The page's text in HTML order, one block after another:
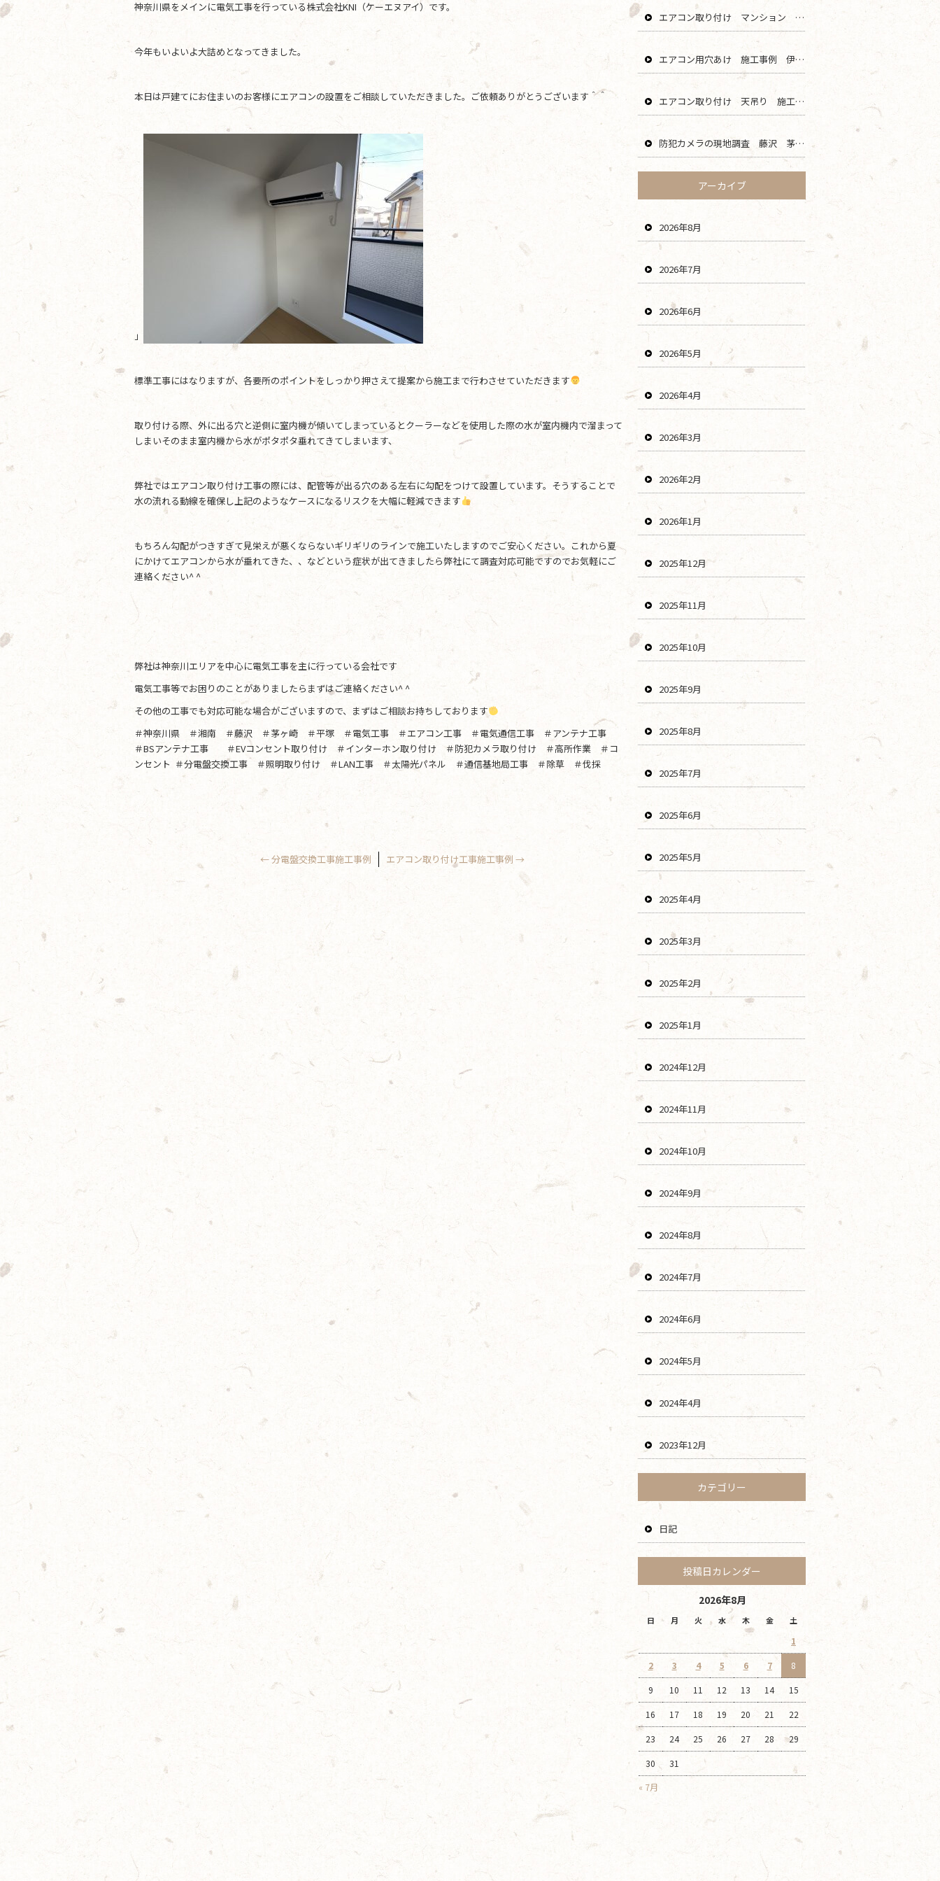
b
o
o
k
神奈川県をメインに電気工事を行っている株式会社KNI（ケーエヌアイ）です。
今年もいよいよ大詰めとなってきました。
本日は戸建てにお住まいのお客様にエアコンの設置をご相談していただきました。ご依頼ありがとうございます＾＾
」
標準工事にはなりますが、各要所のポイントをしっかり押さえて提案から施工まで行わさせていただきます
取り付ける際、外に出る穴と逆側に室内機が傾いてしまっているとクーラーなどを使用した際の水が室内機内で溜まって
しまいそのまま室内機から水がポタポタ垂れてきてしまいます、
弊社ではエアコン取り付け工事の際には、配管等が出る穴のある左右に勾配をつけて設置しています。そうすることで
水の流れる動線を確保し上記のようなケースになるリスクを大幅に軽減できます
もちろん勾配がつきすぎて見栄えが悪くならないギリギリのラインで施工いたしますのでご安心ください。これから夏
にかけてエアコンから水が垂れてきた、、などという症状が出てきましたら弊社にて調査対応可能ですのでお気軽にご
連絡ください^ ^
弊社は神奈川エリアを中心に電気工事を主に行っている会社です
電気工事等でお困りのことがありましたらまずはご連絡ください^ ^
その他の工事でも対応可能な場合がございますので、まずはご相談お持ちしております
＃神奈川県 ＃湘南 ＃藤沢 ＃茅ヶ崎 ＃平塚 ＃電気工事 ＃エアコン工事 ＃電気通信工事 ＃アンテナ工事
＃BSアンテナ工事 ＃EVコンセント取り付け ＃インターホン取り付け ＃防犯カメラ取り付け ＃高所作業 ＃コ
ンセント ＃分電盤交換工事 ＃照明取り付け ＃LAN工事 ＃太陽光パネル ＃通信基地局工事 ＃除草 ＃伐採
←分電盤交換工事施工事例 エアコン取り付け工事施工事例 →
エアコン取り付け マンション 鎌倉 逗子 藤沢 横浜 エリア
エアコン用穴あけ 施工事例 伊勢原 秦野 平塚 二宮 エリア
エアコン取り付け 天吊り 施工事例 海老名 厚木 大和 綾瀬 エリア
防犯カメラの現地調査 藤沢 茅ヶ崎 平塚 寒川 エリア
アーカイブ
2026年8月
2026年7月
2026年6月
2026年5月
2026年4月
2026年3月
2026年2月
2026年1月
2025年12月
2025年11月
2025年10月
2025年9月
2025年8月
2025年7月
2025年6月
2025年5月
2025年4月
2025年3月
2025年2月
2025年1月
2024年12月
2024年11月
2024年10月
2024年9月
2024年8月
2024年7月
2024年6月
2024年5月
2024年4月
2023年12月
カテゴリー
日記
投稿日カレンダー
2026年8月
日 月 火 水 木 金 土
« 7月
1
2 3 4 5 6 7 8
9 10 11 12 13 14 15
16 17 18 19 20 21 22
23 24 25 26 27 28 29
30 31